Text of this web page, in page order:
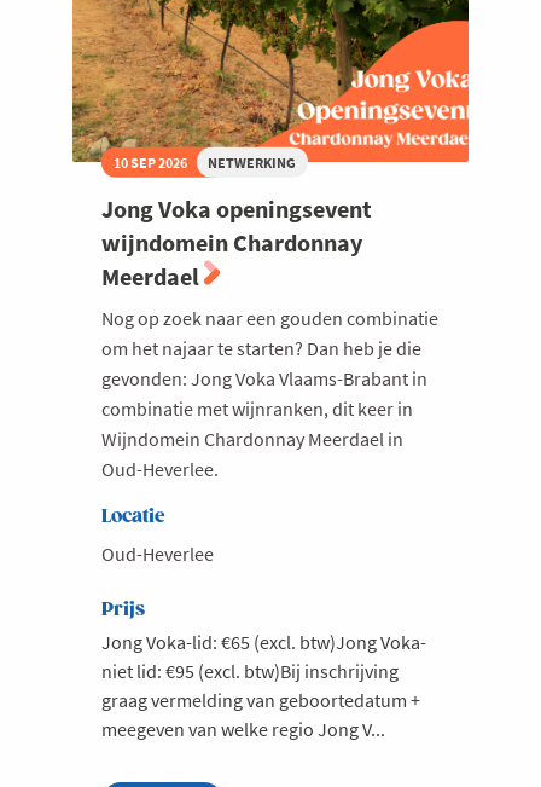
10 SEP 2026 NETWERKING
Jong Voka openingsevent
wijndomein Chardonnay
Meerdael
Nog op zoek naar een gouden combinatie
om het najaar te starten? Dan heb je die
gevonden: Jong Voka Vlaams-Brabant in
combinatie met wijnranken, dit keer in
Wijndomein Chardonnay Meerdael in
Oud-Heverlee.
Locatie
Oud-Heverlee
Prijs
Jong Voka-lid: €65 (excl. btw)Jong Voka-
niet lid: €95 (excl. btw)Bij inschrijving
graag vermelding van geboortedatum +
meegeven van welke regio Jong V...